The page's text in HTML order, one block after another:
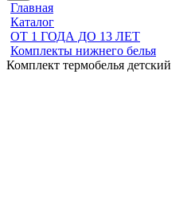
Главная
Каталог
ОТ 1 ГОДА ДО 13 ЛЕТ
Комплекты нижнего белья
Комплект термобелья детский